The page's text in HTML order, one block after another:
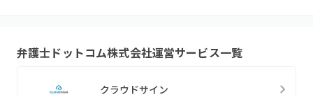
弁護士ドットコム株式会社運営サービス一覧
クラウドサイン